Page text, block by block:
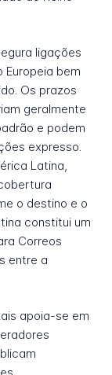
ligações
Europeia bem
Os prazos
geralmente
e podem
expresso.
Latina,
o destino e o
constitui um
Correos
entre a
apoia-se em